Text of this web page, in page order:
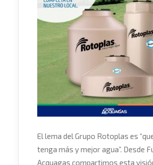
El lema del Grupo Rotoplas es
tenga más y mejor agua”. Desde
Acquagas compartimos esta